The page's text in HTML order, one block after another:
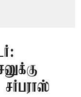
சர்பராஸ்